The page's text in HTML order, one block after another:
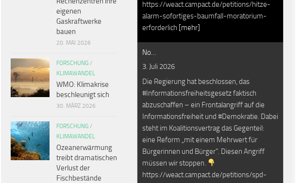
https://weact.campact.de/petitions/hitze-
alarm-sofortiges-baumfall-moratorium-
erforderlich [mehr]
No…
3. Juli 2026
Die Regierung hat beschlossen, das
#Informationsfreiheitsgesetz faktisch
abzuschaffen – ein Frontalangriff auf die
Informationsfreiheit und #Demokratie. Dabei
steht im Koalitionsvertrag das Gegenteil:
eine Reform „mit einem Mehrwert für
Bürgerinnen und Bürger". Diesen Angriff
müssen wir stoppen.
https://weact.campact.de/petitions/spd-
eigenen
Gaskraftwerke
bauen
20. MAI 2026
FORSCHUNG /
KLIMAWANDEL
WMO: Klimakrise
beschleunigt sich
30. MÄRZ 2026
FORSCHUNG /
KLIMAWANDEL
Ozeanerwärmung
treibt dramatischen
Verlust der
Fischbestände